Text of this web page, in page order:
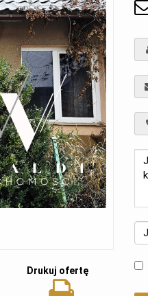
Drukuj ofertę